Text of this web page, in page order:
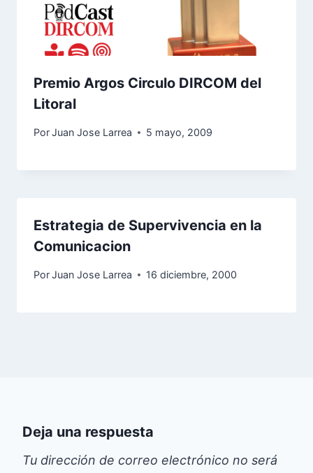
Premio Argos Circulo DIRCOM del
Litoral
PorJuan Jose Larrea 5 mayo, 2009
Estrategia de Supervivencia en la
Comunicacion
PorJuan Jose Larrea 16 diciembre, 2000
Deja una respuesta
Tu dirección de correo electrónico no será